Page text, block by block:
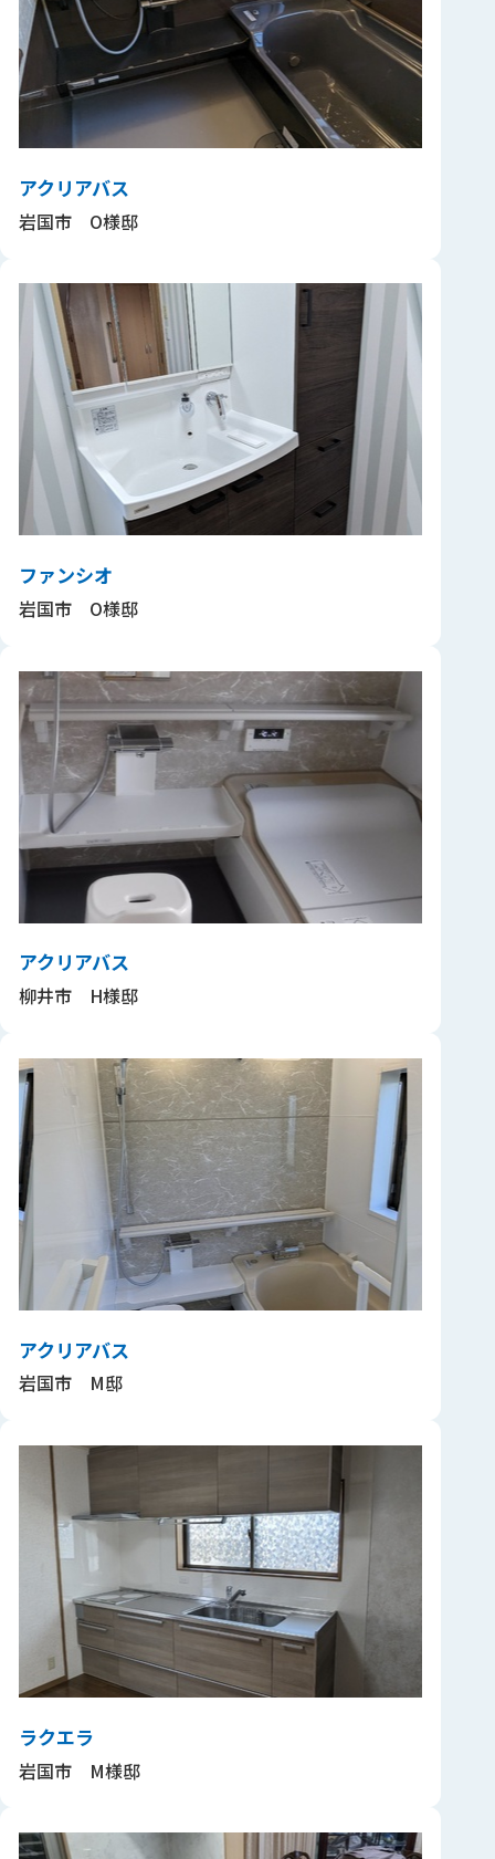
アクリアバス
岩国市 O様邸
ファンシオ
岩国市 O様邸
アクリアバス
柳井市 H様邸
アクリアバス
岩国市 M邸
ラクエラ
岩国市 M様邸